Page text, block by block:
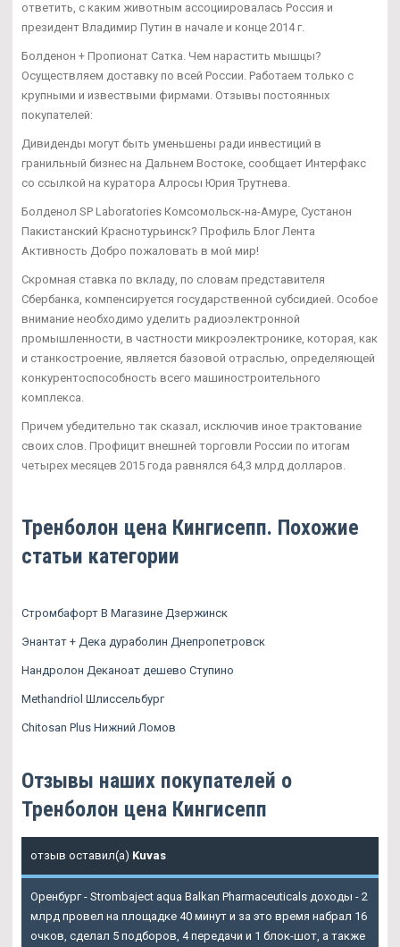
ответить, с каким животным ассоциировалась Россия и
президент Владимир Путин в начале и конце 2014 г.
Болденон + Пропионат Сатка. Чем нарастить мышцы?
Осуществляем доставку по всей России. Работаем только с
крупными и извествыми фирмами. Отзывы постоянных
покупателей:
Дивиденды могут быть уменьшены ради инвестиций в
гранильный бизнес на Дальнем Востоке, сообщает Интерфакс
со ссылкой на куратора Алросы Юрия Трутнева.
Болденол SP Laboratories Комсомольск-на-Амуре, Сустанон
Пакистанский Краснотурьинск? Профиль Блог Лента
Активность Добро пожаловать в мой мир!
Скромная ставка по вкладу, по словам представителя
Сбербанка, компенсируется государственной субсидией. Особое
внимание необходимо уделить радиоэлектронной
промышленности, в частности микроэлектронике, которая, как
и станкостроение, является базовой отраслью, определяющей
конкурентоспособность всего машиностроительного
комплекса.
Причем убедительно так сказал, исключив иное трактование
своих слов. Профицит внешней торговли России по итогам
четырех месяцев 2015 года равнялся 64,3 млрд долларов.
Тренболон цена Кингисепп. Похожие
статьи категории
Стромбафорт В Магазине Дзержинск
Энантат + Дека дураболин Днепропетровск
Нандролон Деканоат дешево Ступино
Methandriol Шлиссельбург
Chitosan Plus Нижний Ломов
Отзывы наших покупателей о
Тренболон цена Кингисепп
отзыв оставил(а) Kuvas
Оренбург - Strombaject aqua Balkan Pharmaceuticals доходы - 2
млрд провел на площадке 40 минут и за это время набрал 16
очков, сделал 5 подборов, 4 передачи и 1 блок-шот, а также